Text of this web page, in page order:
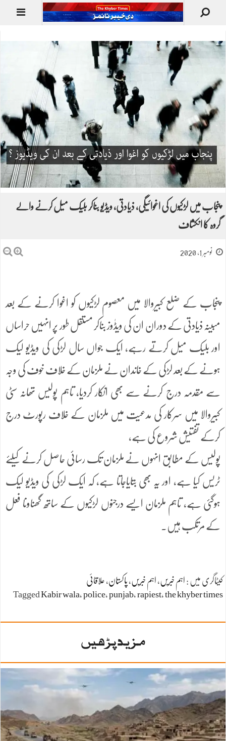
پنجاب میں لڑکیوں کی اغوائیگی، ذیادتی، ویڈیو بناکر بلیک میل کرنے والے
گروہ کا انکشاف
نومبر 1, 2020
پنجاب کے ضلع کبیروالا میں معصوم لڑکیوں کو اغوا کرنے کے بعد
مبینہ ذیادتی کے دوران ان کی ویڈٰوز بناکر مستقل طور پر انہیں حراساں
اور بلیک میل کرتے رہے، ایک جواں سال لڑکی کی ویڈیو لیک
ہونے کے بعد لڑکی کے خاندان نے ملزمان کے خلاف خوف کی وجہ
سے مقدمہ درج کرنے سے بھی انکار کردیا، تاہم پولیس تھانہ سٹی
کبیروالا میں سرکار کی مدعیت میں ملزمان کے خلاف رپورٹ درج
کرکے تفتیش شروع کی ہے،
پولیس کے مطابق انہوں نے ملزمان تک رسائی حاصل کرنے کیلئے
ٹریس کیا ہے، اور یہ بھی بتایاجاتا ہے، کہ ایک لڑکی کی ویڈیو لیک
ہوگئی ہے، تاہم ملزمان ایسے درجنوں لڑکیوں کے ساتھ گھناونا فعل
کے مرتکب ہیں۔
کیٹاگری میں : اہم خبریں ، اہم خبریں ، پاکستان، علاقائی
Tagged Kabir wala، police، punjab، rapiest، the khyber times
مزید پڑھیں